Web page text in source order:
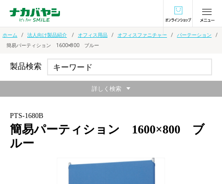
オンラインショ
ホーム 法人向け製品紹介 オフィス用品 オフィスファニチャー
パーテーション
簡易パーティション 1600×800 ブルー
PTS-1680B
簡易パーティション 1600×800 ブ
ルー
製品検索
詳しく検索